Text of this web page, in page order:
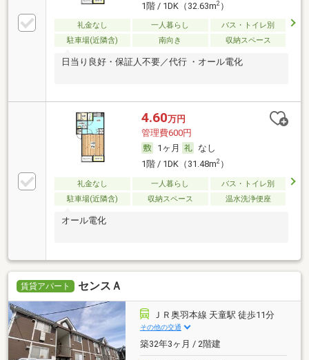
1階 / 1DK（32.63m2）
礼金なし 一人暮らし
バス・トイレ別
駐車場(近隣含)
南向き 収納スペース
日当り良好・保証人不要／代行 ・オール電化
4.60万円
管理費600円
1ヶ月
なし
1階 / 1DK（31.48m2）
礼金なし 一人暮らし
バス・トイレ別
駐車場(近隣含)
収納スペース 温水洗浄便座
オール電化
賃貸アパート センスＡ
ＪＲ奥羽本線 天童駅 徒歩11分
その他の交通
築32年3ヶ月 / 2階建